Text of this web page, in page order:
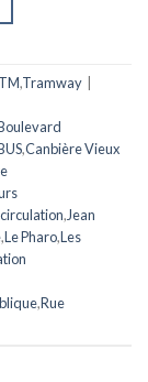
,Tramway
,Canbière Vieux
,Jean
,Le Pharo,Les
,Rue